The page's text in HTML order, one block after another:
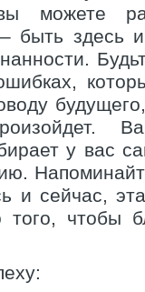
можете
– быть здесь
у вас
и сейчас,
того, чтобы